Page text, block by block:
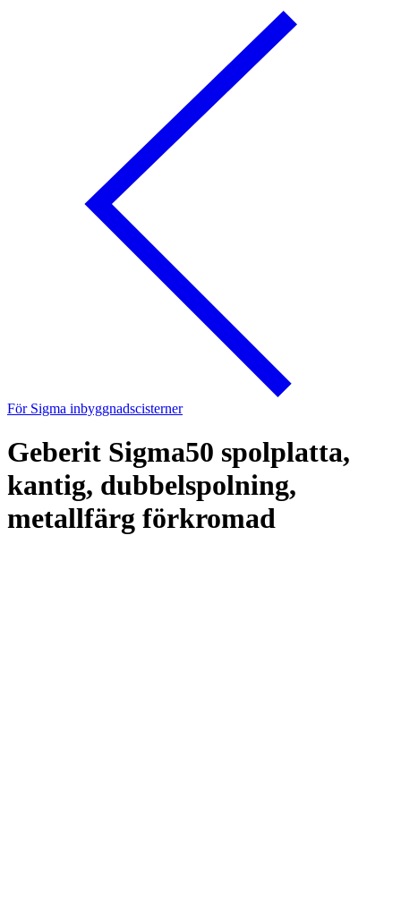
För Sigma inbyggnadscisterner
Geberit Sigma50 spolplatta,
kantig, dubbelspolning,
metallfärg förkromad